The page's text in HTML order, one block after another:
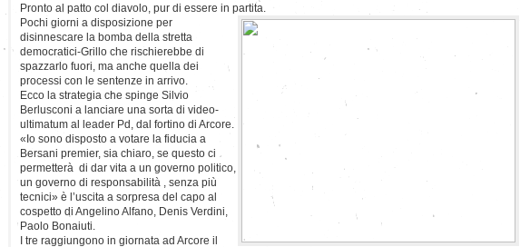
Pronto al patto col diavolo, pur di essere in partita.
Pochi giorni a disposizione per
disinnescare la bomba della stretta
democratici-Grillo che rischierebbe di
spazzarlo fuori, ma anche quella dei
processi con le sentenze in arrivo.
Ecco la strategia che spinge Silvio
Berlusconi a lanciare una sorta di video-
ultimatum al leader Pd, dal fortino di Arcore.
«Io sono disposto a votare la fiducia a
Bersani premier, sia chiaro, se questo ci
permetterà di dar vita a un governo politico,
un governo di responsabilità , senza più
tecnici» è l’uscita a sorpresa del capo al
cospetto di Angelino Alfano, Denis Verdini,
Paolo Bonaiuti.
I tre raggiungono in giornata ad Arcore il